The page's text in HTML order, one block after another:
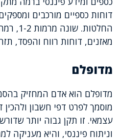
דוחות כספיים מורכבים
החלטות.
מאזנים, דוחות רווח והפסד,
מדופלם
מדופלם הוא אדם המחזיק
מוסמך לפרט דפי חשבון ולהכין
עצמאי. זו תקן גבוה יותר
וניתוח פיננסי, והיא מעניקה